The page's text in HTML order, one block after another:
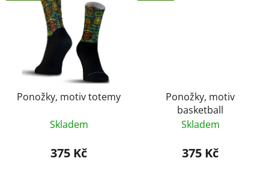
Ponožky, motiv totemy
Skladem
375 Kč
Ponožky, motiv
basketball
Skladem
375 Kč